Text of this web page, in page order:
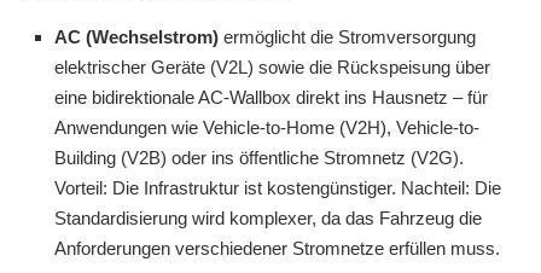
AC (Wechselstrom) ermöglicht die Stromversorgung
elektrischer Geräte (V2L) sowie die Rückspeisung über
eine bidirektionale AC-Wallbox direkt ins Hausnetz – für
Anwendungen wie Vehicle-to-Home (V2H), Vehicle-to-
Building (V2B) oder ins öffentliche Stromnetz (V2G).
Vorteil: Die Infrastruktur ist kostengünstiger. Nachteil: Die
Standardisierung wird komplexer, da das Fahrzeug die
Anforderungen verschiedener Stromnetze erfüllen muss.